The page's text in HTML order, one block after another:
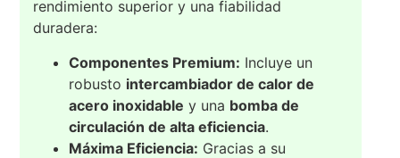
rendimiento superior y una fiabilidad
duradera:
Componentes Premium: Incluye un
robusto intercambiador de calor de
acero inoxidable y una bomba de
circulación de alta eficiencia.
Máxima Eficiencia: Gracias a su